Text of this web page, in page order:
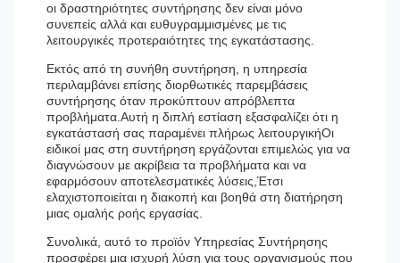
οι δραστηριότητες συντήρησης δεν είναι μόνο
συνεπείς αλλά και ευθυγραμμισμένες με τις
λειτουργικές προτεραιότητες της εγκατάστασης.
Εκτός από τη συνήθη συντήρηση, η υπηρεσία
περιλαμβάνει επίσης διορθωτικές παρεμβάσεις
συντήρησης όταν προκύπτουν απρόβλεπτα
προβλήματα.Αυτή η διπλή εστίαση εξασφαλίζει ότι η
εγκατάστασή σας παραμένει πλήρως λειτουργικήΟι
ειδικοί μας στη συντήρηση εργάζονται επιμελώς για να
διαγνώσουν με ακρίβεια τα προβλήματα και να
εφαρμόσουν αποτελεσματικές λύσεις,Έτσι
ελαχιστοποιείται η διακοπή και βοηθά στη διατήρηση
μιας ομαλής ροής εργασίας.
Συνολικά, αυτό το προϊόν Υπηρεσίας Συντήρησης
προσφέρει μια ισχυρή λύση για τους οργανισμούς που